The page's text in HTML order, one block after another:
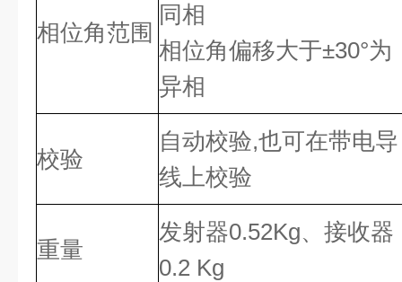
相位角范围
同相
相位角偏移大于±30°为
异相
校验
自动校验,也可在带电导
线上校验
重量
发射器0.52Kg、接收器
0.2 Kg